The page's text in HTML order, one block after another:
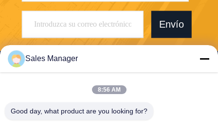
Envío
Co., Ltd
Sales Manager
8:56 AM
Good day, what product are you looking for?